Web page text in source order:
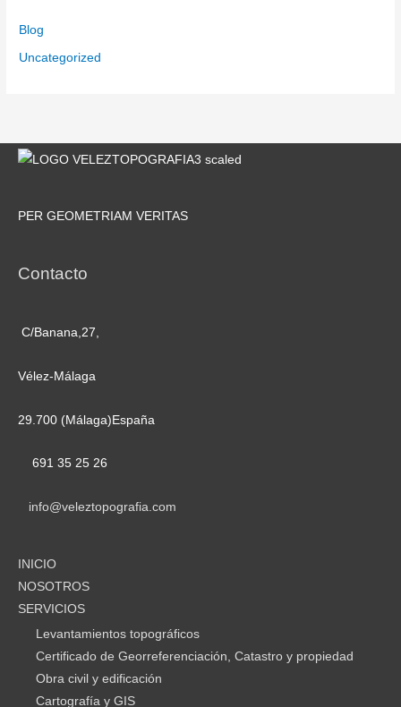
Blog
Uncategorized
PER GEOMETRIAM VERITAS
Contacto
C/Banana,27,
Vélez-Málaga
29.700 (Málaga)España
691 35 25 26
info@veleztopografia.com
INICIO
NOSOTROS
SERVICIOS
Levantamientos topográficos
Certificado de Georreferenciación, Catastro y propiedad
Obra civil y edificación
Cartografía y GIS